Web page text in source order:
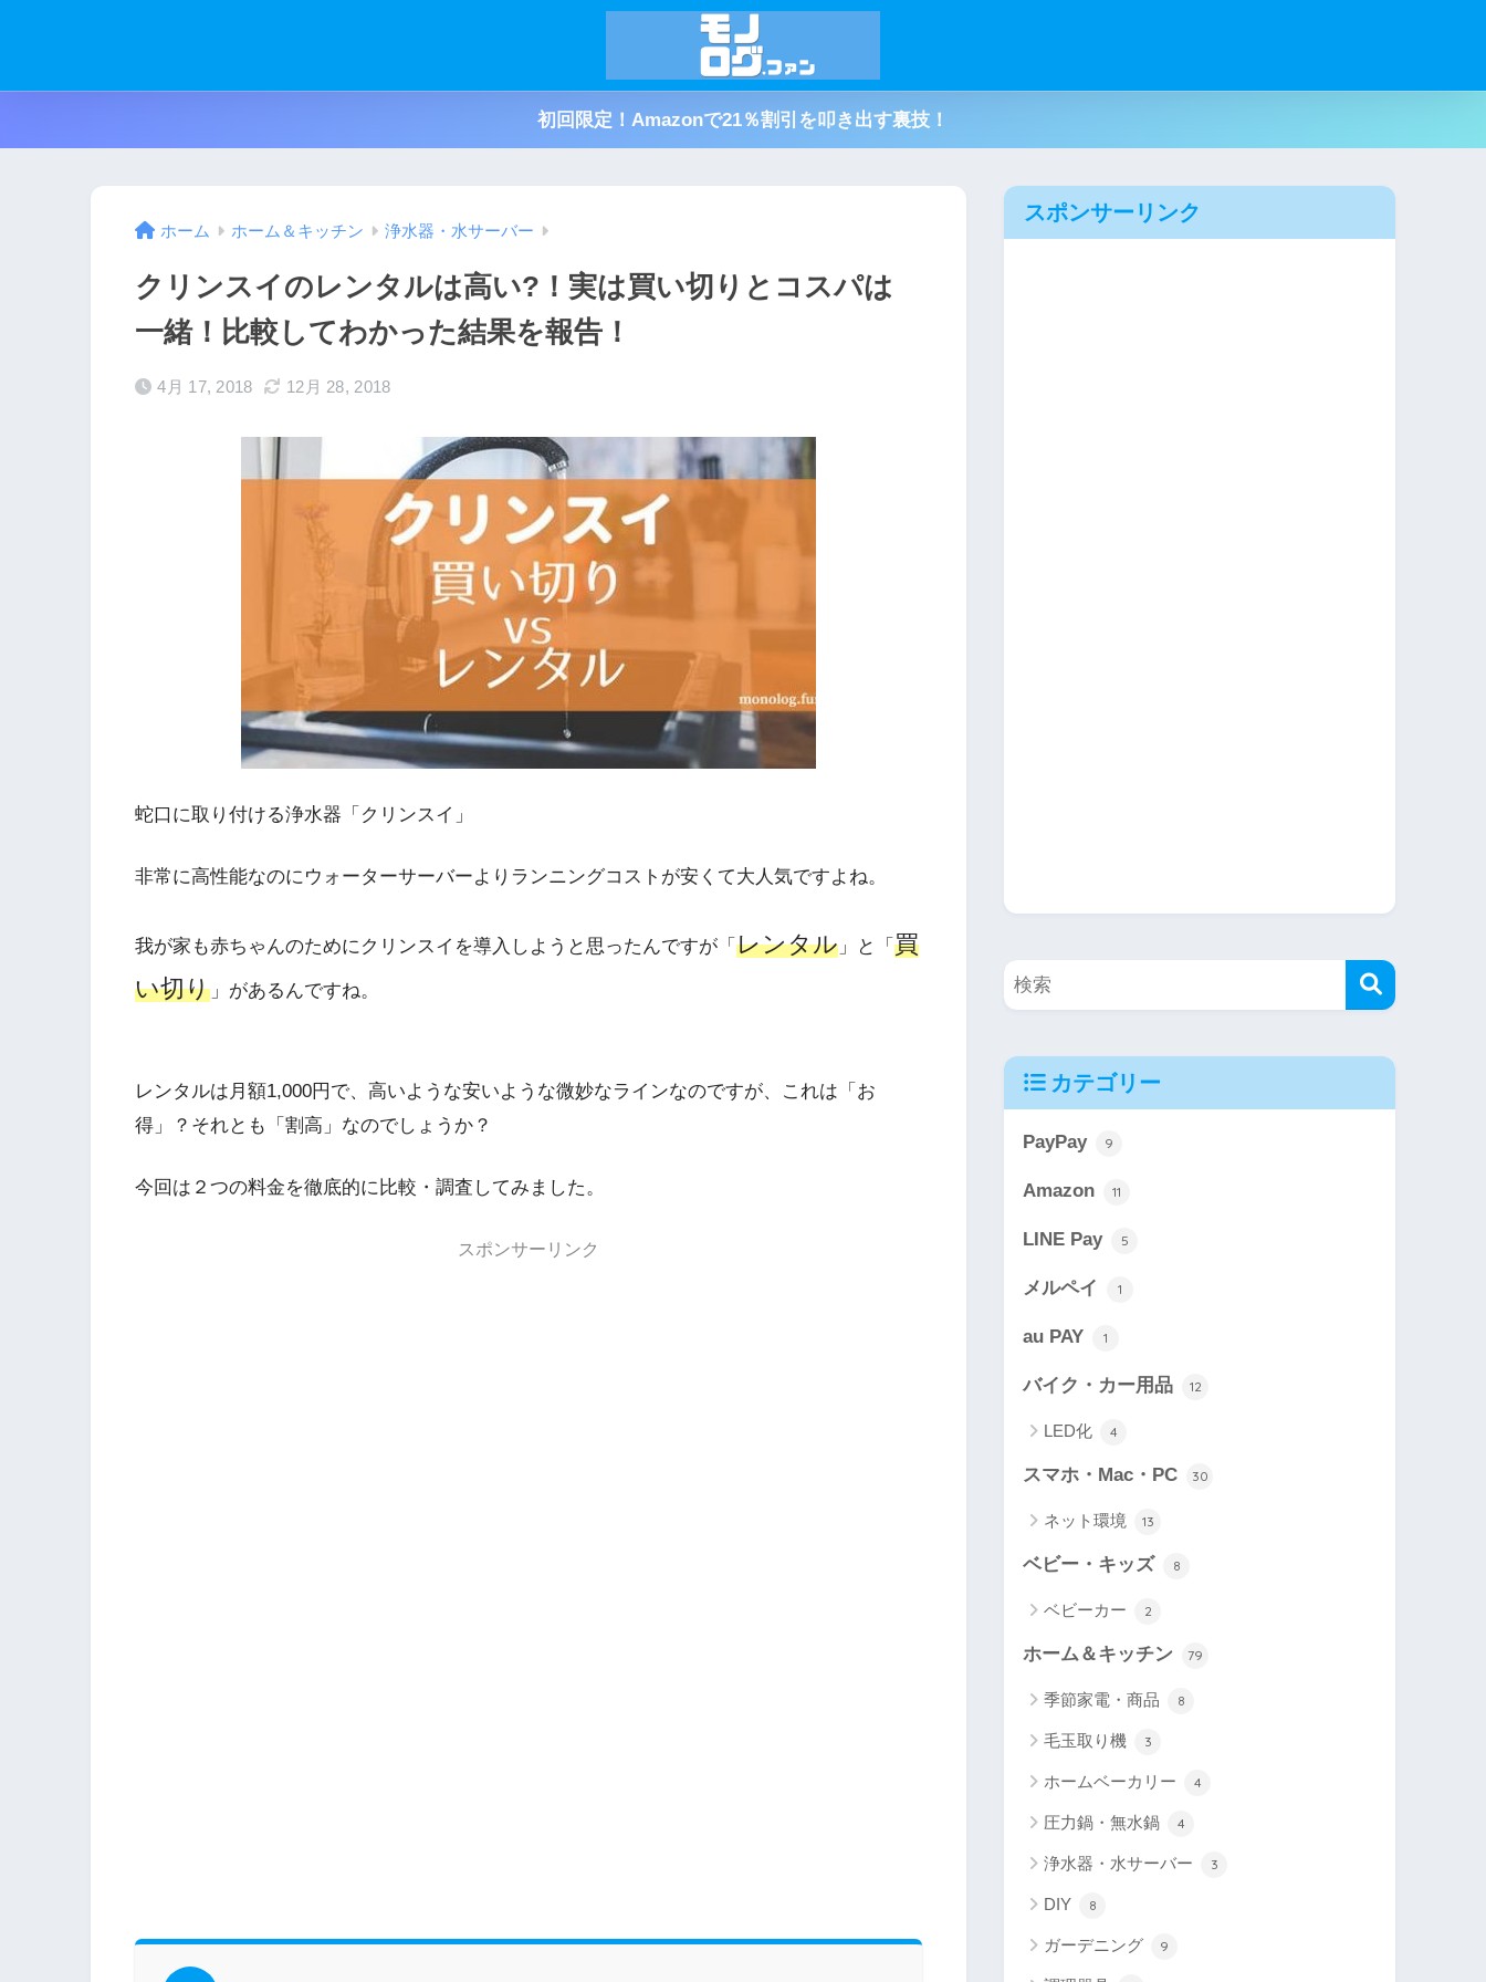
初回限定！Amazonで21％割引を叩き出す裏技！
ホーム ホーム＆キッチン 浄水器・水サーバー
クリンスイのレンタルは高い?！実は買い切りとコスパは
一緒！比較してわかった結果を報告！
4月 17, 2018 12月 28, 2018
蛇口に取り付ける浄水器「クリンスイ」
非常に高性能なのにウォーターサーバーよりランニングコストが安くて大人気ですよね。
我が家も赤ちゃんのためにクリンスイを導入しようと思ったんですが「 レンタル 」と「 買
い切り 」があるんですね。
レンタルは月額1,000円で、高いような安いような微妙なラインなのですが、これは「お
得」？それとも「割高」なのでしょうか？
今回は２つの料金を徹底的に比較・調査 してみました。
スポンサーリンク
スポンサーリンク
カテゴリー
PayPay 9
Amazon 11
LINE Pay 5
メルペイ 1
au PAY 1
バイク・カー用品 12
LED化 4
スマホ・Mac・PC 30
ネット環境 13
ベビー・キッズ 8
ベビーカー 2
ホーム＆キッチン 79
季節家電・商品 8
毛玉取り機 3
ホームベーカリー 4
圧力鍋・無水鍋 4
浄水器・水サーバー 3
DIY 8
ガーデニング 9